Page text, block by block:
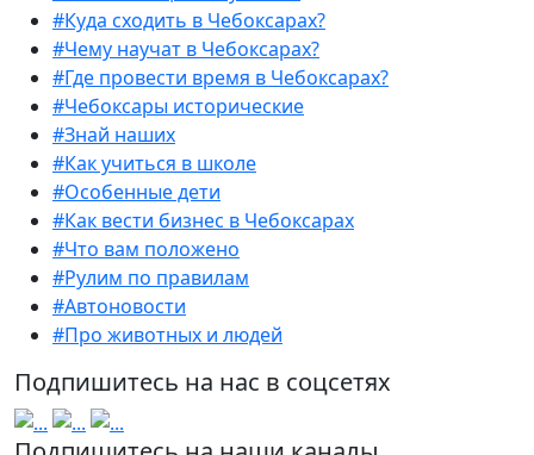
#Куда сходить в Чебоксарах?
#Чему научат в Чебоксарах?
#Где провести время в Чебоксарах?
#Чебоксары исторические
#Знай наших
#Как учиться в школе
#Особенные дети
#Как вести бизнес в Чебоксарах
#Что вам положено
#Рулим по правилам
#Автоновости
#Про животных и людей
Подпишитесь на нас в соцсетях